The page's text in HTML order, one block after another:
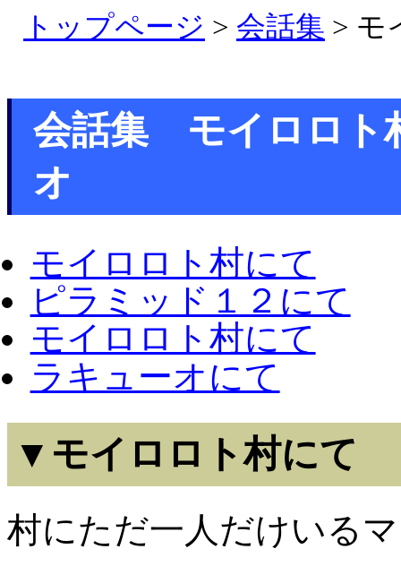
トップページ > 会話集 > モ
会話集 モイロロト
オ
モイロロト村にて
ピラミッド１２にて
モイロロト村にて
ラキューオにて
▼モイロロト村にて
村にただ一人だけいる